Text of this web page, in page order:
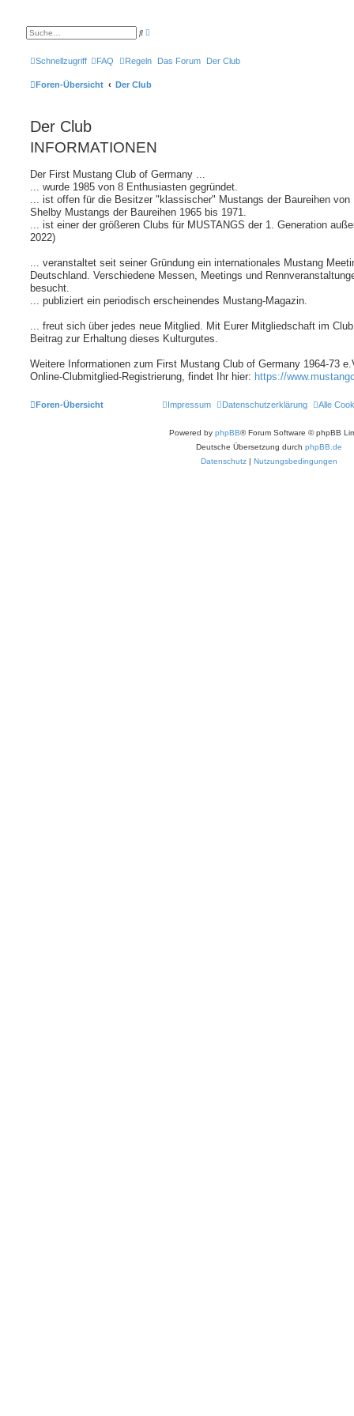
S
h
e i
e
r
h
e
Schnellzugriff FAQ Regeln Das Forum Der Club
Foren-Übersicht Der Club
Der Club
INFORMATIONEN
Der First Mustang Club of Germany ...
... wurde 1985 von 8 Enthusiasten gegründet.
... ist offen für die Besitzer "klassischer" Mustangs der Baureihen
Shelby Mustangs der Baureihen 1965 bis 1971.
... ist einer der größeren Clubs für MUSTANGS der 1. Generation
2022)
... veranstaltet seit seiner Gründung ein internationales Mustang
Deutschland. Verschiedene Messen, Meetings und
besucht.
... publiziert ein periodisch erscheinendes Mustang-Magazin.
... freut sich über jedes neue Mitglied. Mit Eurer Mitgliedschaft im
Beitrag zur Erhaltung dieses Kulturgutes.
Weitere Informationen zum First Mustang Club of Germany 1964-73
Online-Clubmitglied-Registrierung, findet Ihr hier: https://
Foren-Übersicht Alle
Datenschutzerklärung
Impressum
Powered by phpBB® Forum Software © phpBB
Deutsche Übersetzung durch phpBB.de
Datenschutz | Nutzungsbedingungen